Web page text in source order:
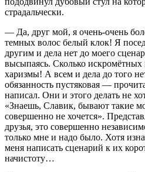
страдальчески.
— Да, друг мой, я очень-очень
темных волос белый клок! Я
другим и дела нет до моего
высыпаясь. Сколько
харизмы! А всем и дела до того
обязанность пустяковая —
написал. Они и этого делать не
«Знаешь, Славик, бывают такие
совершенно не хочется».
друзья, это совершенно
только мне и надо было. Хотя
меня написать сценарий к их
начистоту…